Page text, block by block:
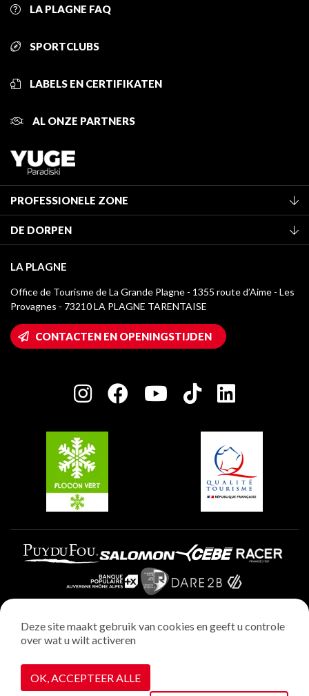
LA PLAGNE FAQ
SPORTCLUBS
LABELS EN CERTIFIKATEN
AL ONZE PARTNERS
PROFESSIONELE ZONE
Classificatie van de gemeubileerde accommodaties
Verblijfstaks
Mediatheek
La Plagne logo's
Wifi toegang
Huis van de eigenaar
Charter van toegewijde spelers
DE DORPEN
Montchavin - Les Coches
Champagny-en-Vanoise
Plagne 1800
Plagne Villages
Plagne Aime 2000
LA PLAGNE
Office de Tourisme de La Grande Plagne - 1355 route d’Aime - Les
Provagnes - 73210 LA PLAGNE TARENTAISE
CONTACTEN EN OPENINGSTIJDEN
Wettelijke vermeldingen
Privacybeleid
Realisatie : StudioJuillet
Deze site maakt gebruik van cookies en geeft u controle
over wat u wilt activeren
OK, ACCEPTEER ALLE